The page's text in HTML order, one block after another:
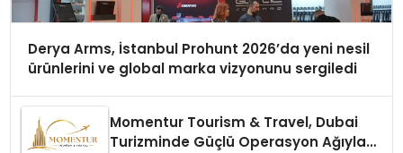
Derya Arms, İstanbul Prohunt 2026’da yeni nesil
ürünlerini ve global marka vizyonunu sergiledi
Momentur Tourism & Travel, Dubai
Turizminde Güçlü Operasyon Ağıyla